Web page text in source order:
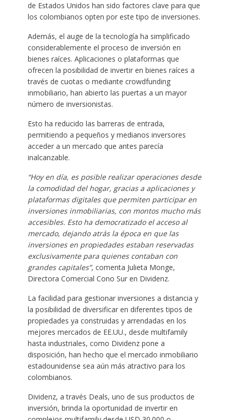
de Estados Unidos han sido factores clave para que
los colombianos opten por este tipo de inversiones.
Además, el auge de la tecnología ha simplificado
considerablemente el proceso de inversión en
bienes raíces. Aplicaciones o plataformas que
ofrecen la posibilidad de invertir en bienes raíces a
través de cuotas o mediante crowdfunding
inmobiliario, han abierto las puertas a un mayor
número de inversionistas.
Esto ha reducido las barreras de entrada,
permitiendo a pequeños y medianos inversores
acceder a un mercado que antes parecía
inalcanzable.
“Hoy en día, es posible realizar operaciones desde
la comodidad del hogar, gracias a aplicaciones y
plataformas digitales que permiten participar en
inversiones inmobiliarias, con montos mucho más
accesibles. Esto ha democratizado el acceso al
mercado, dejando atrás la época en que las
inversiones en propiedades estaban reservadas
exclusivamente para quienes contaban con
grandes capitales”, comenta Julieta Monge,
Directora Comercial Cono Sur en Dividenz.
La facilidad para gestionar inversiones a distancia y
la posibilidad de diversificar en diferentes tipos de
propiedades ya construidas y arrendadas en los
mejores mercados de EE.UU., desde multifamily
hasta industriales, como Dividenz pone a
disposición, han hecho que el mercado inmobiliario
estadounidense sea aún más atractivo para los
colombianos.
Dividenz, a través Deals, uno de sus productos de
inversión, brinda la oportunidad de invertir en